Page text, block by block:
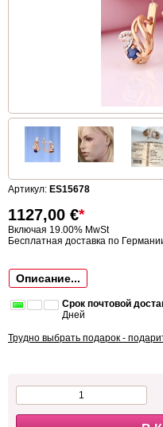
Артикул: ES15678
1127,00 €*
Включая 19.00% MwSt
Бесплатная доставка по
Описание...
Срок почтовой
Дней
Трудно выбрать подарок -